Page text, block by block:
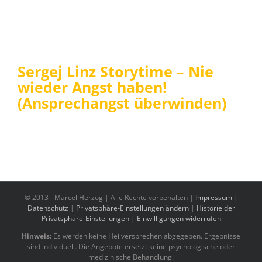
Sergej Linz Storytime – Nie
wieder Angst haben!
(Ansprechangst überwinden)
© 2013 - Marcel Herzog | Alle Rechte vorbehalten | Impressum |
Datenschutz | Privatsphäre-Einstellungen ändern| Historie der
Privatsphäre-Einstellungen| Einwilligungen widerrufen
Hinweis: Es werden keine Heilversprechen abgegeben. Ergebnisse
sind individuell. Die Angebote ersetzt keine psychologische oder
medizinische Behandlung.